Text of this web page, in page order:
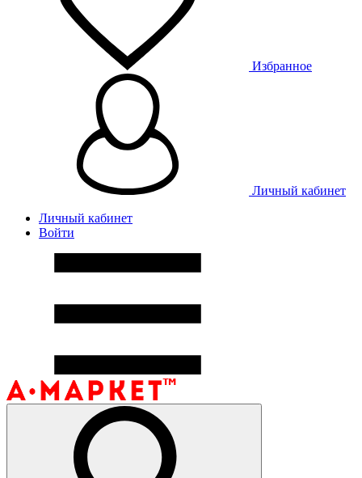
Избранное
Личный кабинет
Личный кабинет
Войти